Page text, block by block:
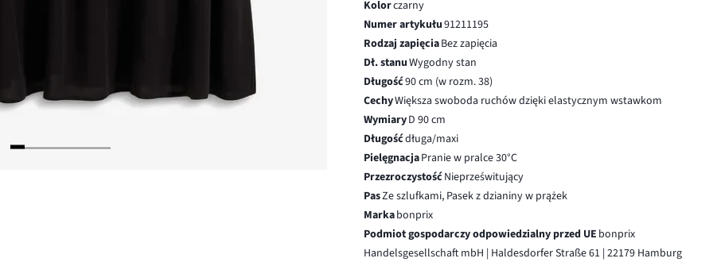
Kolorczarny
Numer artykułu91211195
Rodzaj zapięciaBez zapięcia
Dł. stanuWygodny stan
Długość90 cm (w rozm. 38)
CechyWiększa swoboda ruchów dzięki elastycznym wstawkom
WymiaryD 90 cm
Długośćdługa/maxi
PielęgnacjaPranie w pralce 30°C
PrzezroczystośćNieprześwitujący
PasZe szlufkami, Pasek z dzianiny w prążek
Markabonprix
Podmiot gospodarczy odpowiedzialny przed UE bonprix
Handelsgesellschaft mbH | Haldesdorfer Straße 61 | 22179 Hamburg